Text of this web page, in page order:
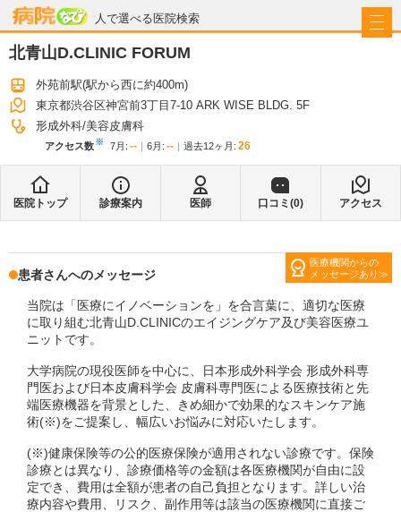
人で選べる医院検索
病院なび
北青山D.CLINIC FORUM
外苑前駅(駅から西に約400m)
東京都渋谷区神宮前3丁目7-10 ARK WISE BLDG. 5F
形成外科 美容皮膚科
アクセス数※ 7月 : -- 6月 : -- 過去12ヶ月: 26
医院トップ 診療案内 医師 口コミ(0) アクセス
医療機関からの
メッセージあり
患者さんへのメッセージ
当院は「医療にイノベーションを」を合言葉に、適切な医療
に取り組む北青山D.CLINICのエイジングケア及び美容医療ユ
ニットです。
大学病院の現役医師を中心に、日本形成外科学会 形成外科専
門医および日本皮膚科学会 皮膚科専門医による医療技術と先
端医療機器を背景とした、きめ細かで効果的なスキンケア施
術(※)をご提案し、幅広いお悩みに対応いたします。
(※)健康保険等の公的医療保険が適用されない診療です。保険
診療とは異なり、診療価格等の金額は各医療機関が自由に設
定でき、費用は全額が患者の自己負担となります。詳しい治
療内容や費用、リスク、副作用等は該当の医療機関に直接ご